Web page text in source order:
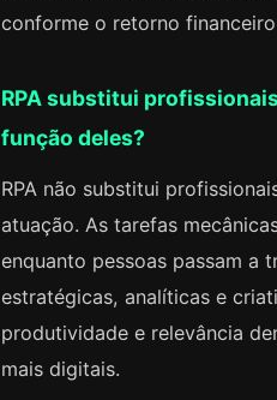
conforme o retorno
RPA substitui
função deles?
RPA não substitui
atuação. As tarefas
enquanto pessoas passam a
estratégicas, analíticas e
produtividade e relevância
mais digitais.